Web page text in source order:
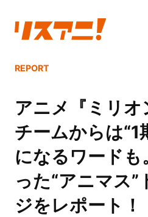
REPORT
アニメ『ミリオ
チームからは“1
になるワード
った“アニマス”
ジをレポート！